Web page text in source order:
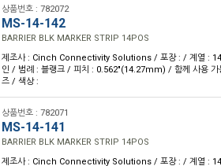
상품번호 : 782072
MS-14-142
BARRIER BLK MARKER STRIP 14POS
제조사 : Cinch Connectivity Solutions / 포장 : / 계열 :
인 / 범례 : 블랭크 / 피치 : 0.562"(14.27mm) / 함께 사용 가
즈 / 색상 :
상품번호 : 782071
MS-14-141
BARRIER BLK MARKER STRIP 14POS
제조사 : Cinch Connectivity Solutions / 포장 : / 계열 :